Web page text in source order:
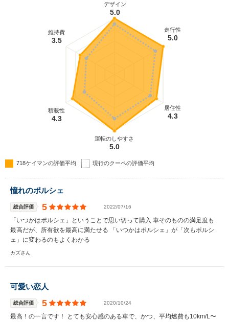
システム（PCM）も新たに採用されている
デザイン
5.0
走行性
5.0
居住性
4.3
運転のしやすさ
5.0
積載性
4.3
維持費
3.5
718ケイマンの評価平均 現行のクーペの評価平均
憧れのポルシェ
総合評価 5 2022/07/16
「いつかはポルシェ」ということで思い切って購入 車そのものの満足度も
最高だが、所有欲を最高に満たせる 「いつかはポルシェ」が「次もポルシ
ェ」に変わるのもよくわかる
カズさん
可愛い恋人
総合評価 5 2020/10/24
最高！の一言です！ とても安心感のある車で、かつ、平均燃費も10km/L〜